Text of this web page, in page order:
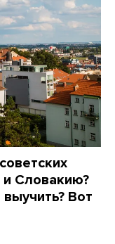
и Словакию?
Вот